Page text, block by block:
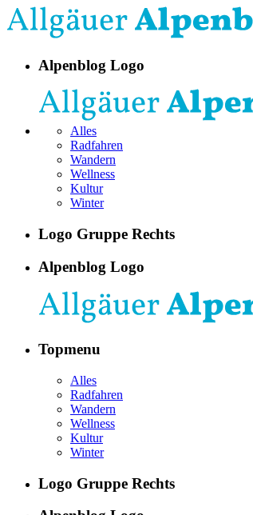
Alpenblog Logo
Alles
Radfahren
Wandern
Wellness
Kultur
Winter
Logo Gruppe Rechts
Alpenblog Logo
Topmenu
Alles
Radfahren
Wandern
Wellness
Kultur
Winter
Logo Gruppe Rechts